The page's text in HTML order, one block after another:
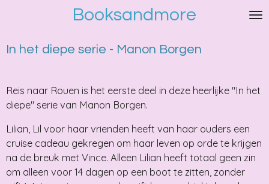
de
Booksandmore
In het diepe serie - Manon Borgen
Reis naar Rouen is het eerste deel in deze heerlijke "In het
diepe" serie van Manon Borgen.
Lilian, Lil voor haar vrienden heeft van haar ouders een
cruise cadeau gekregen om haar leven op orde te krijgen
na de breuk met Vince. Alleen Lilian heeft totaal geen zin
om alleen voor 14 dagen op een boot te zitten, zonder